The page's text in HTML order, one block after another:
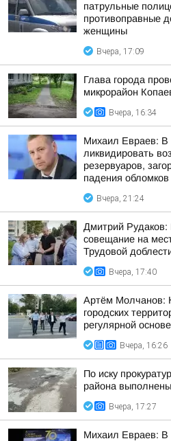
патрульные
противоправные
женщины
Вчера, 17:09
Глава города
микрорайон
Вчера, 16:34
Михаил Евраев: В
ликвидировать
резервуаров,
падения обломков
Вчера, 21:24
Дмитрий
совещание на
Трудовой
Вчера, 17:40
Артём Молчанов:
городских
регулярной основе
Вчера, 16:26
По иску
района
Вчера, 17:27
Михаил Евраев: В